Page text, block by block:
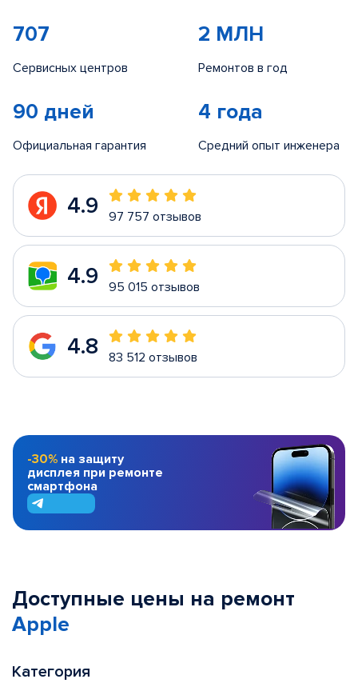
707
Сервисных центров
2 МЛН
Ремонтов в год
90 дней
Официальная гарантия
4 года
Средний опыт инженера
4.9 97 757 отзывов
4.9 95 015 отзывов
4.8 83 512 отзывов
-30% на защиту
дисплея при ремонте
смартфона
Доступные цены на ремонт
Apple
Категория